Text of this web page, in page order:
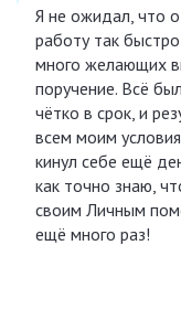
Я не ожидал, что
работу так
много желающих
поручение. Всё
чётко в срок, и
всем моим
кинул себе ещё
как точно знаю,
своим Личным
ещё много раз!